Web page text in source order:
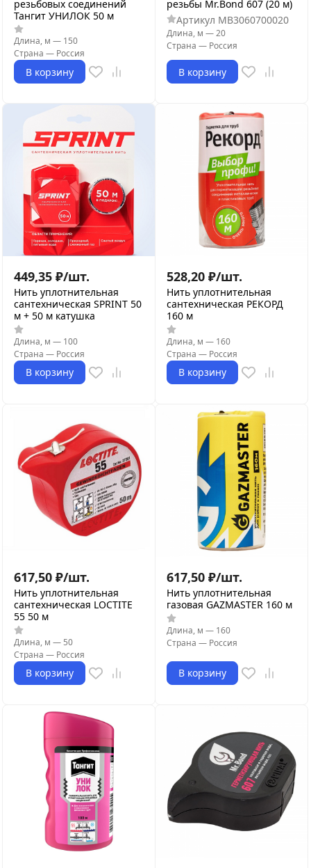
резьбовых соединений
Тангит УНИЛОК 50 м
Длина, м — 150
Страна — Россия
В корзину
резьбы Mr.Bond 607 (20 м)
Артикул MB3060700020
Длина, м —20
Страна — Россия
В корзину
449,35 ₽/шт.
Нить уплотнительная
сантехническая SPRINT 50
м + 50 м катушка
Длина, м — 100
Страна — Россия
В корзину
528,20 ₽/шт.
Нить уплотнительная
сантехническая РЕКОРД
160 м
Длина, м — 160
Страна — Россия
В корзину
617,50 ₽/шт.
Нить уплотнительная
сантехническая LOCTITE
55 50 м
Длина, м — 50
Страна — Россия
В корзину
617,50 ₽/шт.
Нить уплотнительная
газовая GAZMASTER 160 м
Длина, м — 160
Страна — Россия
В корзину